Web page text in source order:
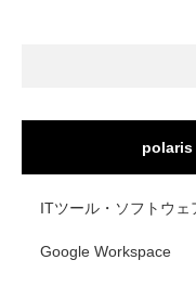
polaris
ITツール・ソフトウェ
Google Workspace